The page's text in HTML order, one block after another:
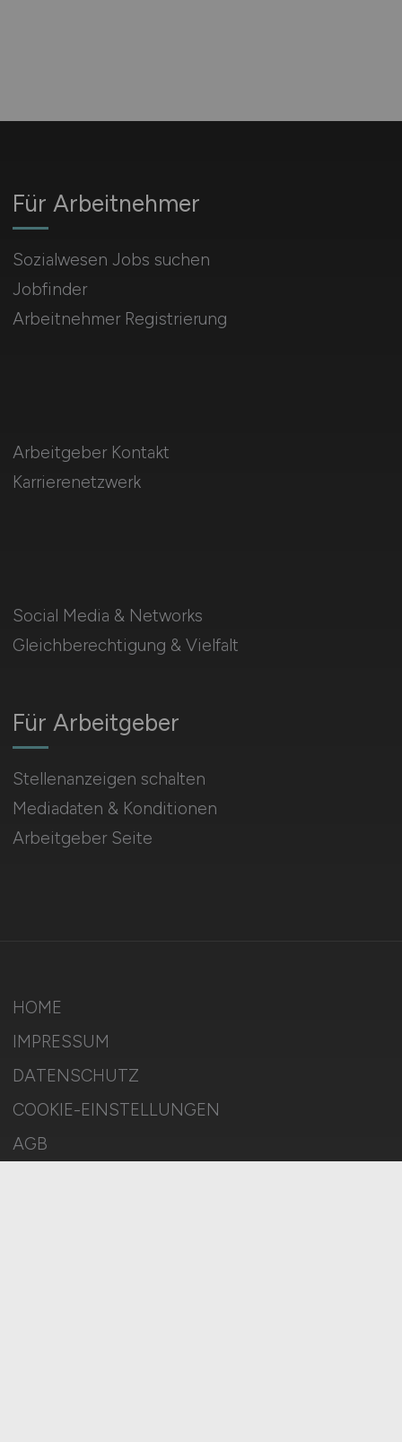
Für Arbeitnehmer
Sozialwesen Jobs suchen
Jobfinder
Arbeitnehmer Registrierung
Social Media & Networks
Gleichberechtigung & Vielfalt
Für Arbeitgeber
Stellenanzeigen schalten
Mediadaten & Konditionen
Arbeitgeber Seite
Arbeitgeber Kontakt
Karrierenetzwerk
HOME
IMPRESSUM
DATENSCHUTZ
COOKIE-EINSTELLUNGEN
AGB